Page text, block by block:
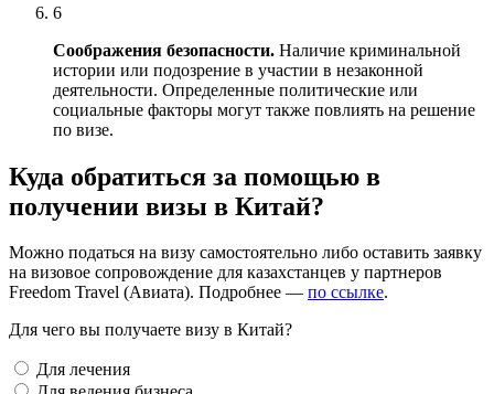
6
Соображения безопасности. Наличие криминальной
истории или подозрение в участии в незаконной
деятельности. Определенные политические или
социальные факторы могут также повлиять на решение
по визе.
Куда обратиться за помощью в
получении визы в Китай?
Можно податься на визу самостоятельно либо оставить заявку
на визовое сопровождение для казахстанцев у партнеров
Freedom Travel (Авиата). Подробнее — по ссылке.
Для чего вы получаете визу в Китай?
Для лечения